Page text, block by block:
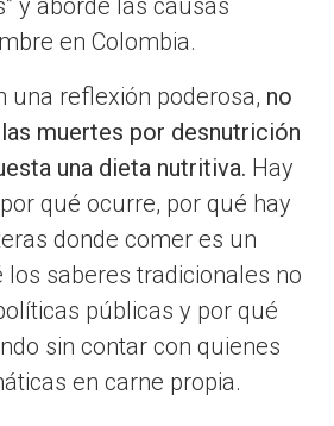
y aborde las causas
en Colombia.
una reflexión poderosa, no
muertes por desnutrición
una dieta nutritiva. Hay
qué ocurre, por qué hay
donde comer es un
los saberes tradicionales no
públicas y por qué
sin contar con quienes
en carne propia.